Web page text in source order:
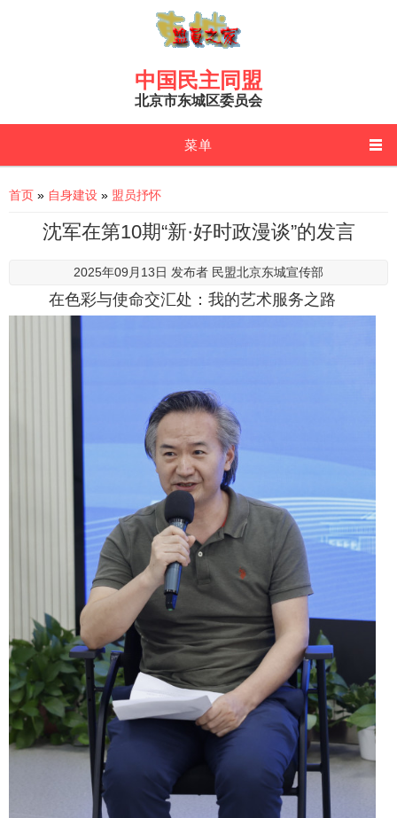
中国民主同盟
北京市东城区委员会
菜单
You are here
首页 » 自身建设 » 盟员抒怀
沈军在第10期“新·好时政漫谈”的发言
2025年09月13日 发布者 民盟北京东城宣传部
在色彩与使命交汇处：我的艺术服务之路